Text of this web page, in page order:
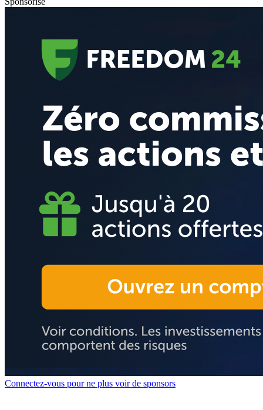
Connectez-vous pour ne plus voir de sponsors